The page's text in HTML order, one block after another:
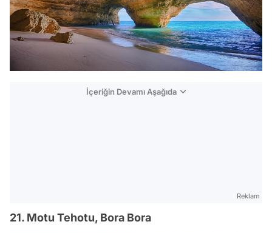
İçeriğin Devamı Aşağıda
Reklam
21. Motu Tehotu, Bora Bora